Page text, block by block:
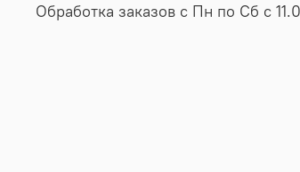
Обработка заказов с Пн по Сб с